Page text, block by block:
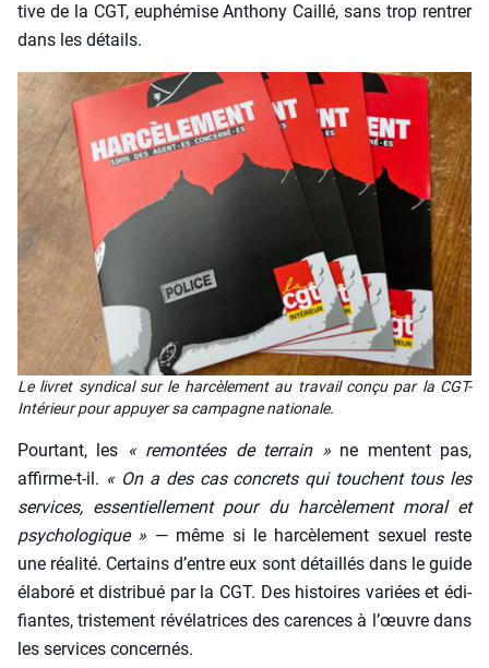
tive de la CGT, euphé­mise Antho­ny Caillé, sans trop ren­trer
dans les détails.
Le livret syn­di­cal sur le har­cè­le­ment au tra­vail conçu par la CGT-
Inté­rieur pour appuyer sa cam­pagne natio­nale.
Pour­tant, les « remon­tées de ter­rain »ne mentent pas,
affirme-t-il. « On a des cas concrets qui touchent tous les
ser­vices, essen­tiel­le­ment pour du har­cè­le­ment moral et
psy­cho­lo­gique » — même si le har­cè­le­ment sexuel reste
une réa­li­té. Cer­tains d’entre eux sont détaillés dans le guide
éla­bo­ré et dis­tri­bué par la CGT. Des his­toires variées et édi­
fiantes, tris­te­ment révé­la­trices des carences à l’œuvre dans
les ser­vices concer­nés.